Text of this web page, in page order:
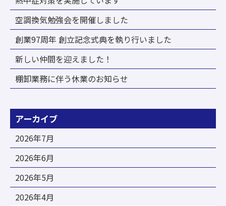
空調換気勉強会を開催しました
創業97周年 創立記念式典を執り行いました
新しい仲間を迎えました！
棚卸業務に伴う休業のお知らせ
アーカイブ
2026年7月
2026年6月
2026年5月
2026年4月